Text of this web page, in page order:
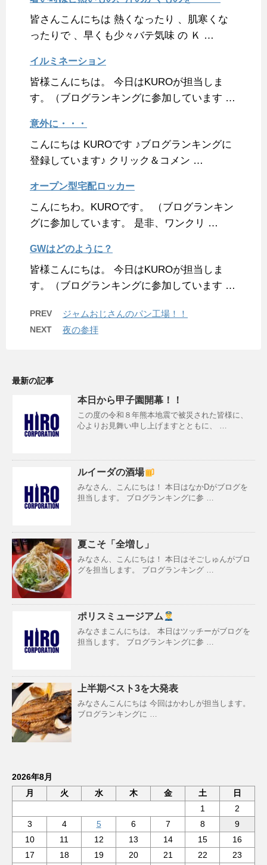
皆さんこんにちは 熱くなったり 、肌寒くな
ったりで 、早くも少々バテ気味 の Ｋ …
イルミネーション
皆様こんにちは。 今日はKUROが担当しま
す。（ブログランキングに参加しています …
意外に・・・
こんにちは KUROです ♪ブログランキングに
登録しています♪ クリック＆コメン …
オープン型宅配ロッカー
こんにちわ。KUROです。 （ブログランキン
グに参加しています。 是非、ワンクリ …
GWはどのように？
皆様こんにちは。 今日はKUROが担当しま
す。（ブログランキングに参加しています …
PREV ジャムおじさんのパン工場！！
NEXT 夜の参拝
最新の記事
本日から甲子園開幕！！
この度の令和８年熊本地震で被災された皆様に、
心よりお見舞い申し上げますとともに、 …
ルイーダの酒場
みなさん、こんにちは！ 本日はなかDがブログを
担当します。 ブログランキングに参 …
夏こそ「全増し」
みなさん、こんにちは！ 本日はそごしゅんがブロ
グを担当します。 ブログランキング …
ポリスミュージアム
みなさまこんにちは。 本日はツッチーがブログを
担当します。 ブログランキングに参 …
上半期ベスト3を大発表
みなさんこんにちは 今回はかわしが担当します。
ブログランキングに …
2026年8月
月
火 水 木 金 土
日
1
2
3
4 5 6 7 8
9
10
11 12 13 14 15
16
17
18 19 20 21 22
23